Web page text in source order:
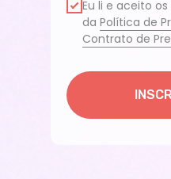
Eu li e aceito
da Política de
Contrato de